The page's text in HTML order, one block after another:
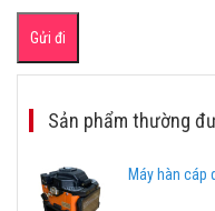
Sản phẩm thường
Máy hàn cáp